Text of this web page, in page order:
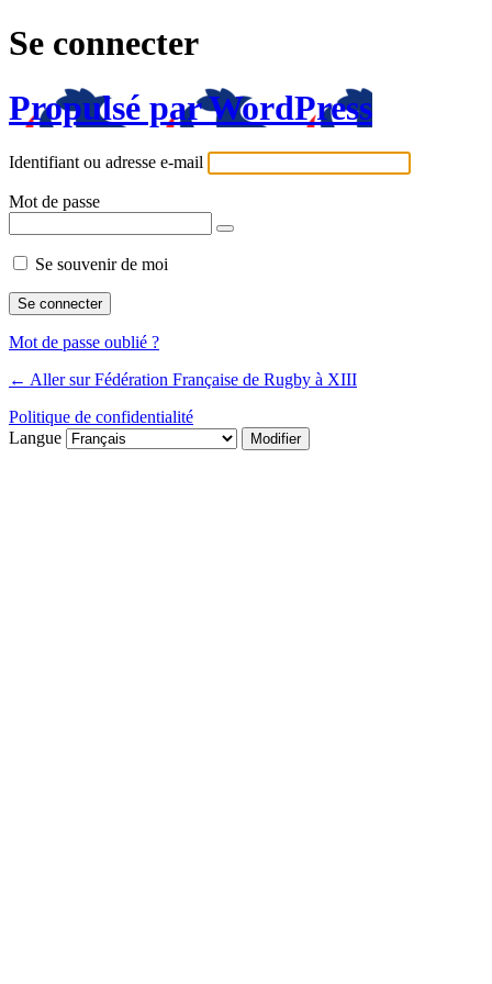
Se connecter
Propulsé par WordPress
Identifiant ou adresse e-mail
Mot de passe
Se souvenir de moi
Mot de passe oublié ?
← Aller sur Fédération Française de Rugby à XIII
Politique de confidentialité
Langue